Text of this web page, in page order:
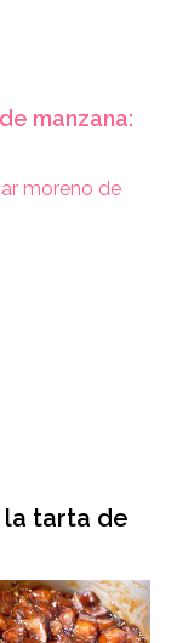
manzana:
moreno de
tarta de